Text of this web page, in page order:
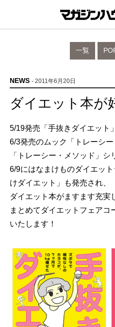
一覧
NEWS - 2011年6月20日
ダイエット本が
5/19発売「手抜きダイエット
6/3発売のムック「トレーシー
「トレーシー・メソッド」シ
6/9にはなまけものダイエッ
けダイエット」も発売され、
ダイエット本がますます充実
まとめてダイエットフェアコ
いたします！